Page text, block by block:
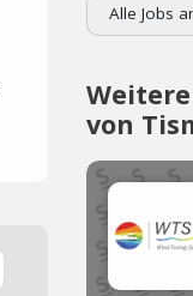
Alle Jobs
von